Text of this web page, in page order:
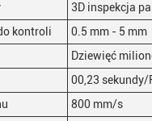
3D inspekcja
kontroli
0.5 mm - 5 mm
Dziewięć
00,23 sekundy/
800 mm/s